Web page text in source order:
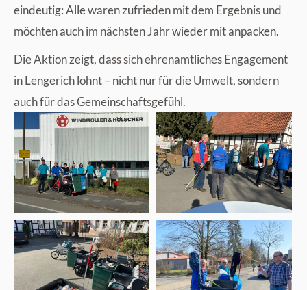
eindeutig: Alle waren zufrieden mit dem Ergebnis und
möchten auch im nächsten Jahr wieder mit anpacken.
Die Aktion zeigt, dass sich ehrenamtliches Engagement
in Lengerich lohnt – nicht nur für die Umwelt, sondern
auch für das Gemeinschaftsgefühl.